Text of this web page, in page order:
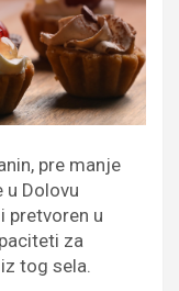
pre manje
u Dolovu
pretvoren u
za
tog sela.